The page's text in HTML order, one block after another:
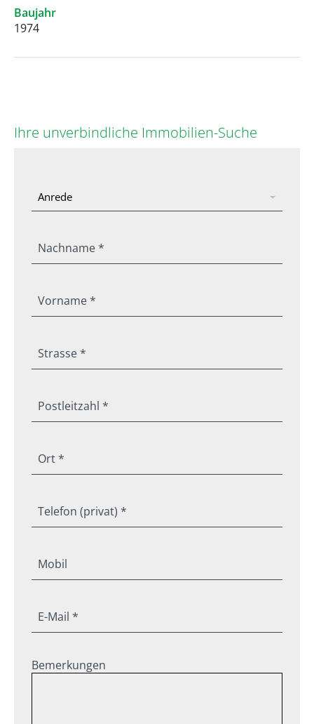
Baujahr
1974
Ihre unverbindliche Immobilien-Suche
Nachname *
Vorname *
Strasse *
Postleitzahl *
Ort *
Telefon (privat) *
Mobil
E-Mail *
Bemerkungen